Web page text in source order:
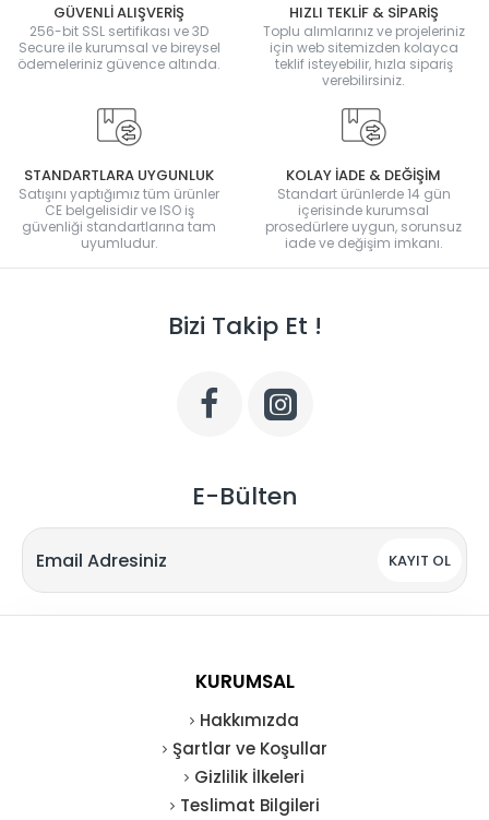
GÜVENLİ ALIŞVERİŞ
256-bit SSL sertifikası ve 3D
Secure ile kurumsal ve bireysel
ödemeleriniz güvence altında.
HIZLI TEKLİF & SİPARİŞ
Toplu alımlarınız ve projeleriniz
için web sitemizden kolayca
teklif isteyebilir, hızla sipariş
verebilirsiniz.
STANDARTLARA UYGUNLUK
Satışını yaptığımız tüm ürünler
CE belgelisidir ve ISO iş
güvenliği standartlarına tam
uyumludur.
KOLAY İADE & DEĞİŞİM
Standart ürünlerde 14 gün
içerisinde kurumsal
prosedürlere uygun, sorunsuz
iade ve değişim imkanı.
Bizi Takip Et !
E-Bülten
KAYIT OL
KURUMSAL
Hakkımızda
Şartlar ve Koşullar
Gizlilik İlkeleri
Teslimat Bilgileri